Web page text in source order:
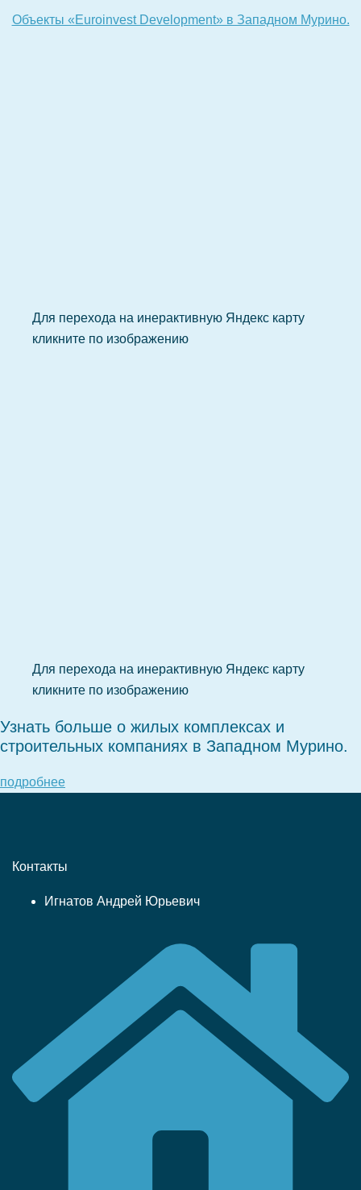
Объекты «Euroinvest Development» в Западном Мурино.
Для перехода на инерактивную Яндекс карту
кликните по изображению
Для перехода на инерактивную Яндекс карту
кликните по изображению
Узнать больше о жилых комплексах и
строительных компаниях в Западном Мурино.
подробнее
Контакты
Игнатов Андрей Юрьевич